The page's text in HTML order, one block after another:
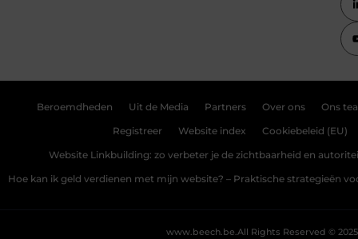
Beroemdheden Uit de Media Partners Over ons Ons
Registreer Website index Cookiebeleid (EU)
Website Linkbuilding: zo verbeter je de zichtbaarheid en
Hoe kan ik geld verdienen met mijn website? – Praktische strategieën
All Rights Reserved © 2025
www.beech.be.